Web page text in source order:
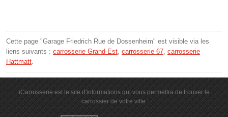
Cette page "Garage Friedrich Rue de Dossenheim" est visible via les
liens suivants : carrosserie Grand-Est, carrosserie 67, carrosserie
Hattmatt.
iCarrosserie est le site d'informations qui vous permettra de trouver le
carrossier de votre ville.